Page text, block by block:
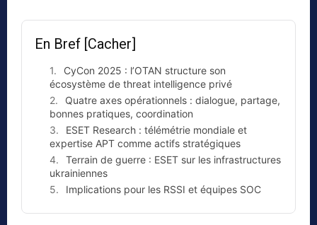
En Bref [Cacher]
CyCon 2025 : l’OTAN structure son
écosystème de threat intelligence privé
Quatre axes opérationnels : dialogue, partage,
bonnes pratiques, coordination
ESET Research : télémétrie mondiale et
expertise APT comme actifs stratégiques
Terrain de guerre : ESET sur les infrastructures
ukrainiennes
Implications pour les RSSI et équipes SOC